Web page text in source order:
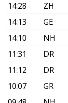
14:28
ZH
14:13
GE
14:10
NH
11:31
DR
11:12
DR
10:07
GR